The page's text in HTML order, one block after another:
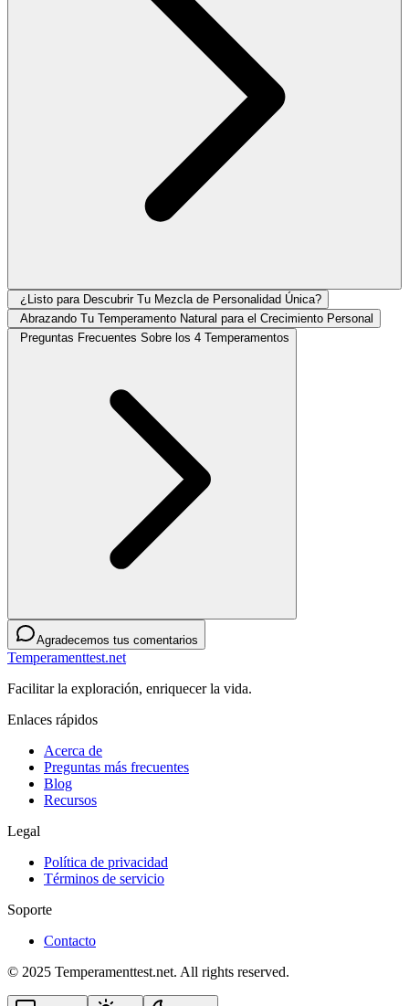
¿Listo para Descubrir Tu Mezcla de Personalidad Única?
Abrazando Tu Temperamento Natural para el Crecimiento Personal
Preguntas Frecuentes Sobre los 4 Temperamentos
Agradecemos tus comentarios
Temperamenttest.net
Facilitar la exploración, enriquecer la vida.
Enlaces rápidos
Acerca de
Preguntas más frecuentes
Blog
Recursos
Legal
Política de privacidad
Términos de servicio
Soporte
Contacto
© 2025 Temperamenttest.net. All rights reserved.